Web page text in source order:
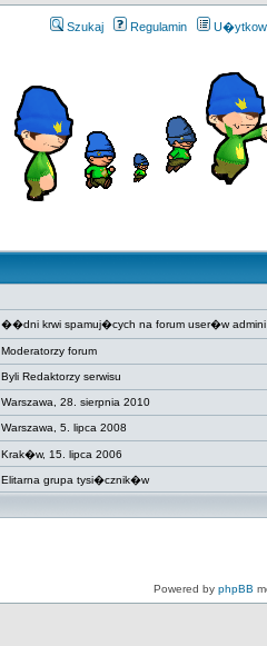
Szukaj Regulamin
��dni krwi spamuj�cych na forum user�w admini
Moderatorzy forum
Byli Redaktorzy serwisu
Warszawa, 28. sierpnia 2010
Warszawa, 5. lipca 2008
Krak�w, 15. lipca 2006
Elitarna grupa tysi�cznik�w
Powered by phpBB